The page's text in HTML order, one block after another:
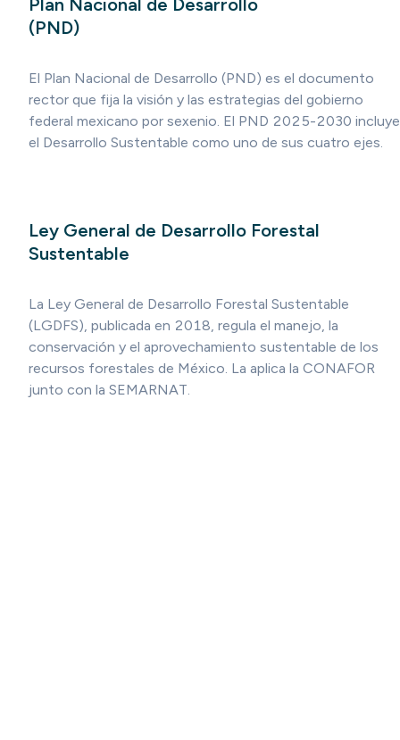
(PND)
El Plan Nacional de Desarrollo (PND) es el documento
rector que fija la visión y las estrategias del gobierno
federal mexicano por sexenio. El PND 2025-2030 incluye
el Desarrollo Sustentable como uno de sus cuatro ejes.
Ley General de Desarrollo Forestal
Sustentable
La Ley General de Desarrollo Forestal Sustentable
(LGDFS), publicada en 2018, regula el manejo, la
conservación y el aprovechamiento sustentable de los
recursos forestales de México. La aplica la CONAFOR
junto con la SEMARNAT.